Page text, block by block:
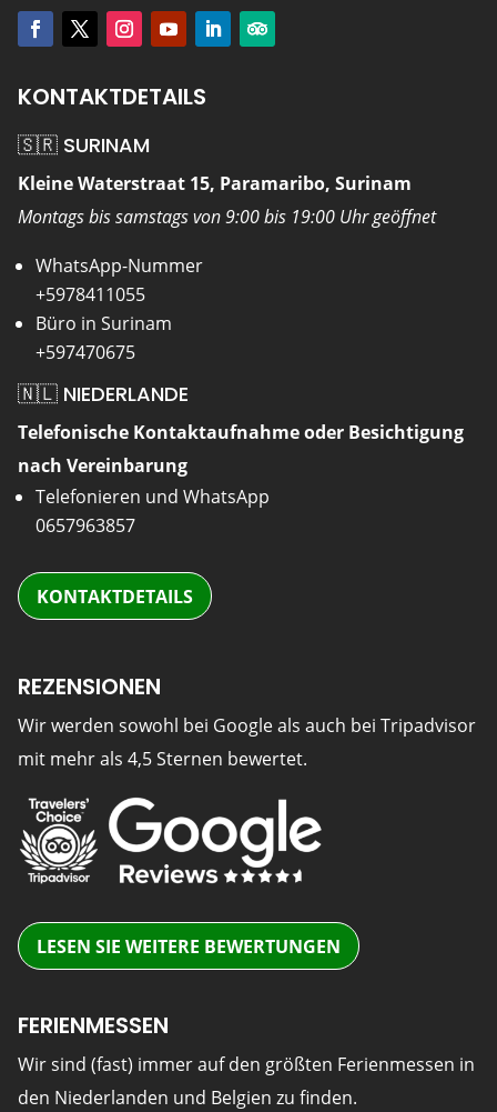
KONTAKTDETAILS
🇸🇷 SURINAM
Kleine Waterstraat 15, Paramaribo, Surinam
Montags bis samstags von 9:00 bis 19:00 Uhr geöffnet
WhatsApp-Nummer
+5978411055
Büro in Surinam
+597470675
🇳🇱 NIEDERLANDE
Telefonische Kontaktaufnahme oder Besichtigung
nach Vereinbarung
Telefonieren und WhatsApp
0657963857
KONTAKTDETAILS
REZENSIONEN
Wir werden sowohl bei Google als auch bei Tripadvisor
mit mehr als 4,5 Sternen bewertet.
LESEN SIE WEITERE BEWERTUNGEN
FERIENMESSEN
Wir sind (fast) immer auf den größten Ferienmessen in
den Niederlanden und Belgien zu finden.